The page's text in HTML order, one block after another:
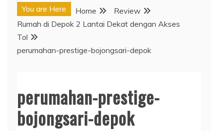
You are Here Home
Review
Rumah di Depok 2 Lantai Dekat dengan Akses
Tol
perumahan-prestige-bojongsari-depok
perumahan-prestige-
bojongsari-depok